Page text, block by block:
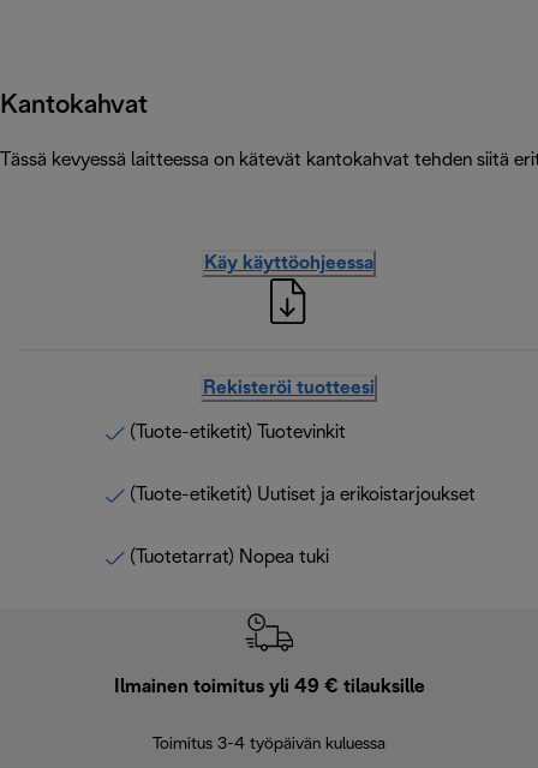
Kantokahvat
Tässä kevyessä laitteessa on kätevät kantokahvat tehden siitä
Käy käyttöohjeessa
Rekisteröi tuotteesi
(Tuote-etiketit) Tuotevinkit
(Tuote-etiketit) Uutiset ja erikoistarjoukset
(Tuotetarrat) Nopea tuki
Ilmainen toimitus yli 49 € tilauksille
Toimitus 3-4 työpäivän kuluessa